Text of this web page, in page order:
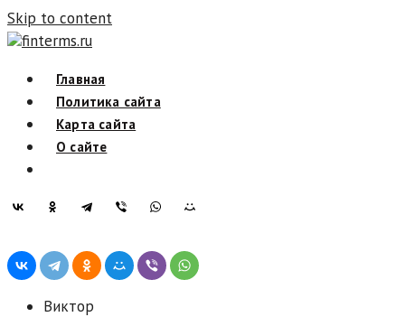
Skip to content
finterms.ru
Главная
Политика сайта
Карта сайта
О сайте
Виктор